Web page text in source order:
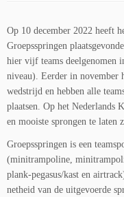
Op 10 december 2022 heeft
Groepsspringen
hier vijf teams deelgenomen
niveau). Eerder in november
wedstrijd en hebben alle
plaatsen. Op het Nederlands
en mooiste sprongen te laten
Groepsspringen is een
(minitrampoline,
plank-pegasus/kast en
netheid van de uitgevoerde